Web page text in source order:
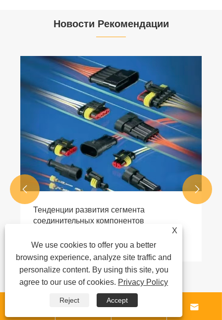
Новости Рекомендации
Тенденции развития сегмента
соединительных компонентов
Посмотреть больше >>
 
 
X
We use cookies to offer you a better
browsing experience, analyze site traffic and
personalize content. By using this site, you
agree to our use of cookies. Privacy Policy
Reject Accept